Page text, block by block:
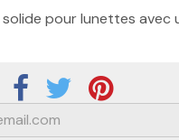
pour lunettes